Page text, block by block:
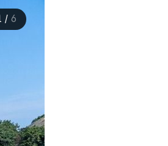
/ 6